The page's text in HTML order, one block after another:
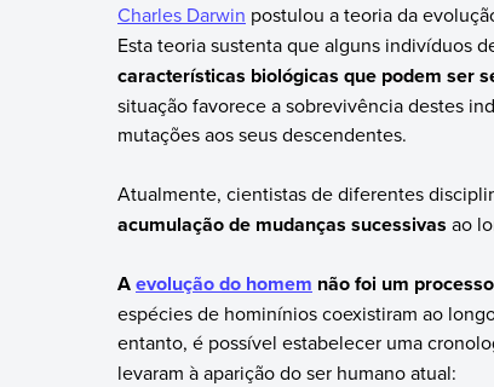
Charles Darwin postulou a teoria da
Esta teoria sustenta que alguns indivíduos
características biológicas que podem ser
situação favorece a sobrevivência destes
mutações aos seus descendentes.
Atualmente, cientistas de diferentes
acumulação de mudanças sucessivas ao
Aevolução do homem não foi um
espécies de hominínios coexistiram ao
entanto, é possível estabelecer uma
levaram à aparição do ser humano atual: